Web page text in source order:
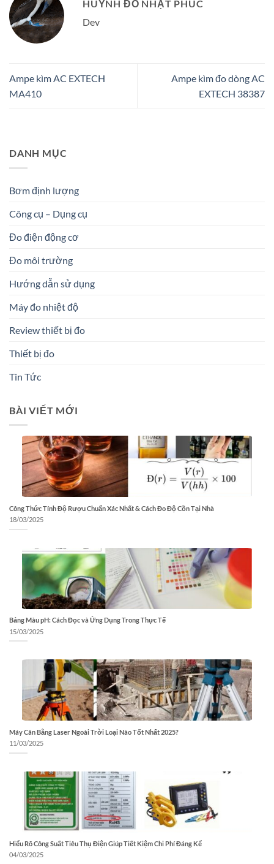
HUỲNH ĐỖ NHẬT PHÚC
Dev
Ampe kìm AC EXTECH
MA410
Ampe kìm đo dòng AC
EXTECH 38387
DANH MỤC
Bơm định lượng
Công cụ – Dụng cụ
Đo điện động cơ
Đo môi trường
Hướng dẫn sử dụng
Máy đo nhiệt độ
Review thiết bị đo
Thiết bị đo
Tin Tức
BÀI VIẾT MỚI
Công Thức Tính Độ Rượu Chuẩn Xác Nhất & Cách Đo Độ Cồn Tại Nhà
18/03/2025
Bảng Màu pH: Cách Đọc và Ứng Dụng Trong Thực Tế
15/03/2025
Máy Cân Bằng Laser Ngoài Trời Loại Nào Tốt Nhất 2025?
11/03/2025
Hiểu Rõ Công Suất Tiêu Thụ Điện Giúp Tiết Kiệm Chi Phí Đáng Kể
04/03/2025